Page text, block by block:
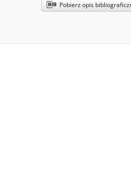
Pobierz opis